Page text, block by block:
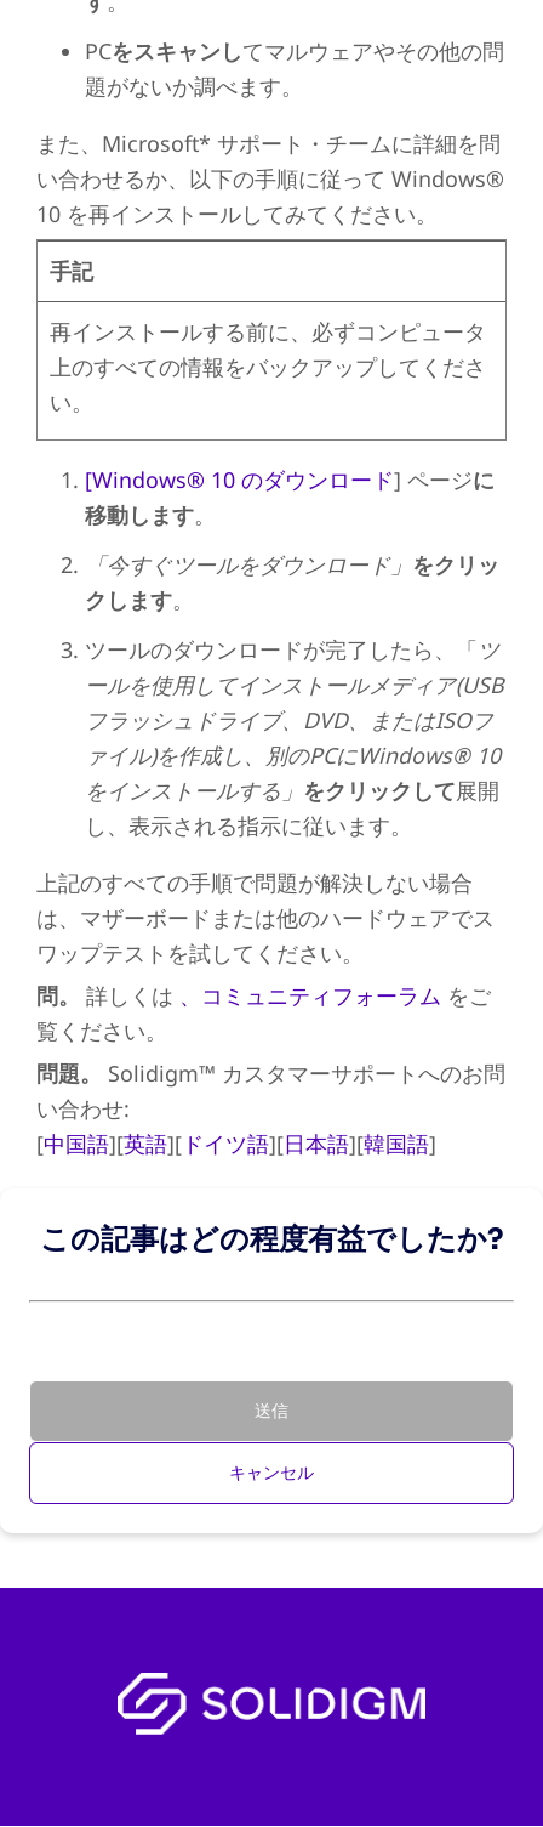
PCをスキャンしてマルウェアやその他の問
題がないか調べます。
また、Microsoft* サポート・チームに詳細を問
い合わせるか、以下の手順に従って Windows®
10 を再インストールしてみてください。
手記
再インストールする前に、必ずコンピュータ
上のすべての情報をバックアップしてくださ
い。
[Windows® 10 のダウンロード] ページに
移動します。
「今すぐツールをダウンロード」 をクリッ
クします。
ツールのダウンロードが完了したら、「 ツ
ールを使用してインストールメディア(USB
フラッシュドライブ、DVD、またはISOフ
ァイル)を作成し、別のPCにWindows® 10
をインストールする」 をクリックして展開
し、表示される指示に従います。
上記のすべての手順で問題が解決しない場合
は、マザーボードまたは他のハードウェアでス
ワップテストを試してください。
問。
詳しくは 、コミュニティフォーラム をご
覧ください。
問題。
Solidigm™ カスタマーサポートへのお問
い合わせ:
[中国語][英語][ドイツ語][日本語][韓国語]
この記事はどの程度有益でしたか?
送信
キャンセル